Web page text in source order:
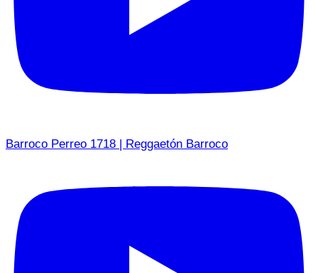
Barroco Perreo 1718 | Reggaetón Barroco